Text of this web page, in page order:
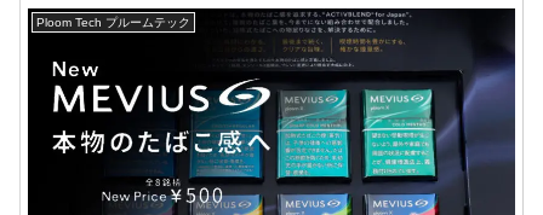
Ploom Tech プルームテック